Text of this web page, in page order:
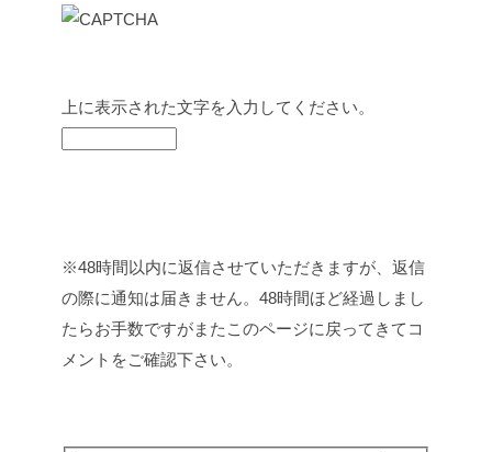
上に表示された文字を入力してください。
※48時間以内に返信させていただきますが、返信
の際に通知は届きません。48時間ほど経過しまし
たらお手数ですがまたこのページに戻ってきてコ
メントをご確認下さい。